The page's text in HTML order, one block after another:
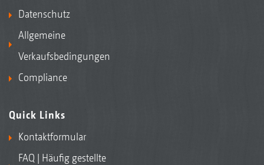
Datenschutz
Allgemeine
Verkaufsbedingungen
Compliance
Quick Links
Kontaktformular
FAQ | Häufig gestellte